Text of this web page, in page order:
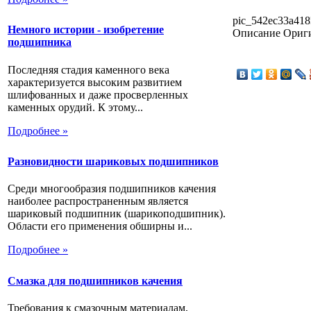
Немного истории - изобретение
подшипника
Последняя стадия каменного века
характеризуется высоким развитием
шлифованных и даже просверленных
каменных орудий. К этому...
Подробнее »
Разновидности шариковых подшипников
Среди многообразия подшипников качения
наиболее распространенным является
шариковый подшипник (шарикоподшипник).
Области его применения обширны и...
Подробнее »
Смазка для подшипников качения
Требования к смазочным материалам,
Описание